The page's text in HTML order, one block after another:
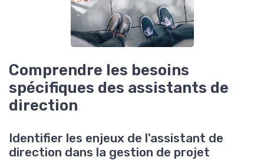
Comprendre les besoins
spécifiques des assistants de
direction
Identifier les enjeux de l'assistant de
direction dans la gestion de projet